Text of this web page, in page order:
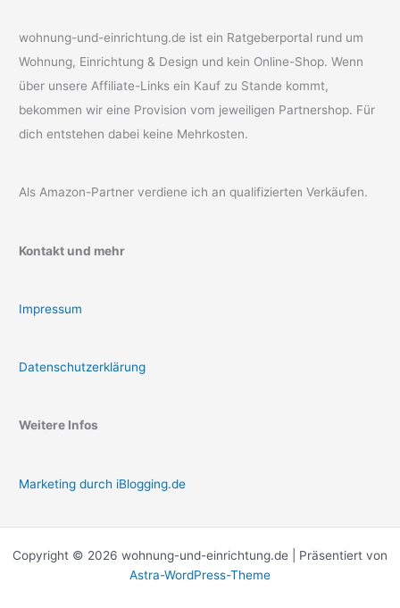
wohnung-und-einrichtung.de ist ein Ratgeberportal rund um
Wohnung, Einrichtung & Design und kein Online-Shop. Wenn
über unsere Affiliate-Links ein Kauf zu Stande kommt,
bekommen wir eine Provision vom jeweiligen Partnershop. Für
dich entstehen dabei keine Mehrkosten.
Als Amazon-Partner verdiene ich an qualifizierten Verkäufen.
Kontakt und mehr
Impressum
Datenschutzerklärung
Weitere Infos
Marketing durch iBlogging.de
Copyright © 2026 wohnung-und-einrichtung.de | Präsentiert von
Astra-WordPress-Theme